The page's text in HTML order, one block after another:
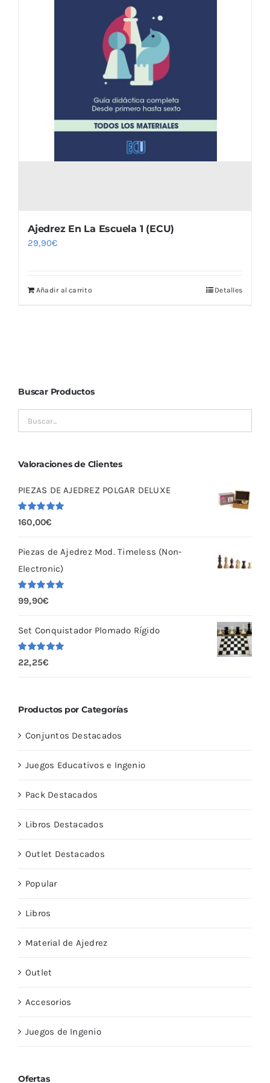
Ajedrez En La Escuela 1 (ECU)
29,90€
Añadir al carrito Detalles
Buscar Productos
Valoraciones de Clientes
PIEZAS DE AJEDREZ POLGAR DELUXE
Valorado
con 5.00
160,00€
Piezas de Ajedrez Mod. Timeless (Non-
Electronic)
Valorado
con 5.00
99,90€
Set Conquistador Plomado Rígido
Valorado
con
5.00
22,25€
Productos por Categorías
Conjuntos Destacados
Juegos Educativos e Ingenio
Pack Destacados
Libros Destacados
Outlet Destacados
Popular
Libros
Material de Ajedrez
Outlet
Accesorios
Juegos de Ingenio
Ofertas